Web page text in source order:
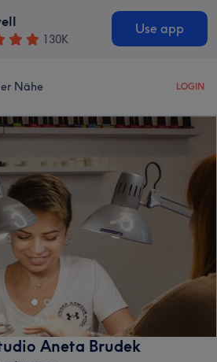
130K
Use app
Nähe LOGIN
Aneta Brudek